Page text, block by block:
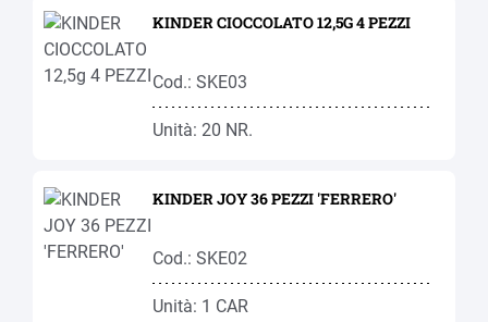
KINDER CIOCCOLATO 12,5G 4 PEZZI
Cod.: SKE03
Unità: 20 NR.
KINDER JOY 36 PEZZI 'FERRERO'
Cod.: SKE02
Unità: 1 CAR